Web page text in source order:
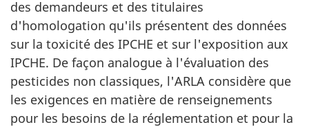
des demandeurs et des titulaires
d'homologation qu'ils présentent des données
sur la toxicité des IPCHE et sur l'exposition aux
IPCHE. De façon analogue à l'évaluation des
pesticides non classiques, l'ARLA considère que
les exigences en matière de renseignements
pour les besoins de la réglementation et pour la